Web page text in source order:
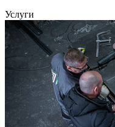
Услуги